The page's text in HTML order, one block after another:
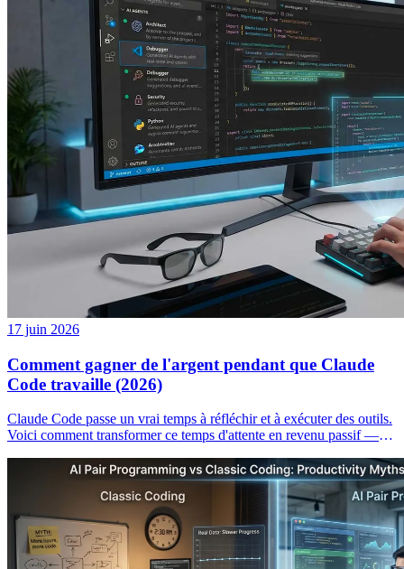
17 juin 2026
Comment gagner de l'argent pendant que Claude
Code travaille (2026)
Claude Code passe un vrai temps à réfléchir et à exécuter des outils.
Voici comment transformer ce temps d'attente en revenu passif —